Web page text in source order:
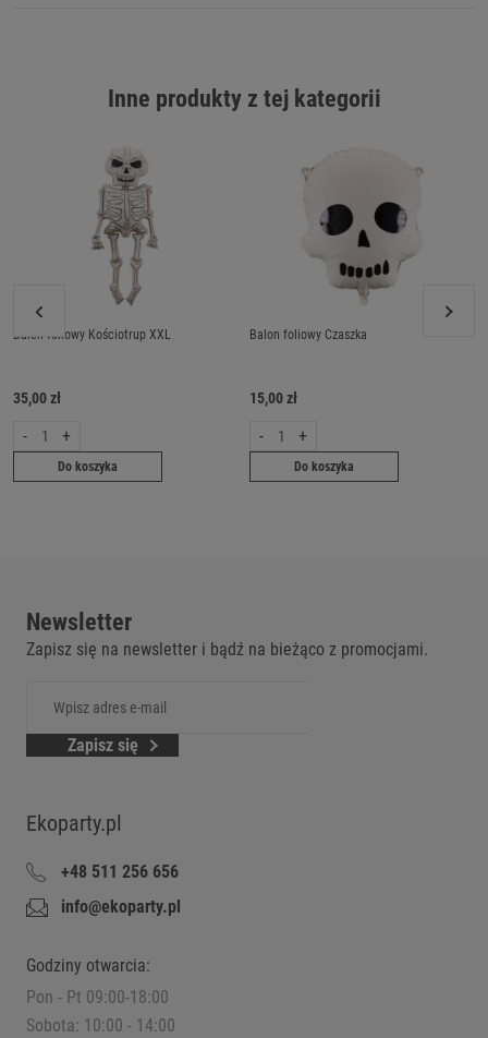
Inne produkty z tej kategorii
Balon foliowy Kościotrup XXL
35,00 zł
- +
Do koszyka
Balon foliowy Czaszka
15,00 zł
- +
Do koszyka
Newsletter
Zapisz się na newsletter i bądź na bieżąco z promocjami.
Zapisz się
Ekoparty.pl
+48 511 256 656
info@ekoparty.pl
Godziny otwarcia:
Pon - Pt 09:00-18:00
Sobota: 10:00 - 14:00